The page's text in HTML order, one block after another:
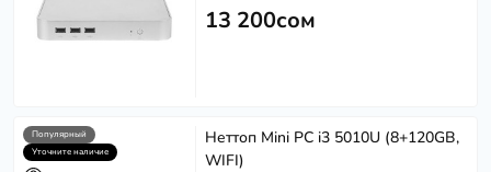
13 200сом
Популярный
Уточните наличие
Неттоп Mini PC i3 5010U (8+120GB,
WIFI)